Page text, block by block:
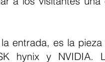
entrada, es la
hynix y NVIDIA.